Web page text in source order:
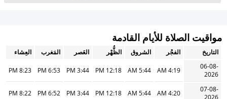
مواقيت الصلاة للأيام القادمة
التاريخ الفجْر الشروق الظُّهْر العَصر المَغرب
العِشاء
06-08-
2026
4:19 AM
5:44 AM
12:18 PM
3:44 PM
6:53 PM
8:23 PM
07-08-
2026
4:20 AM
5:44 AM
12:18 PM
3:44 PM
6:52 PM
8:22 PM